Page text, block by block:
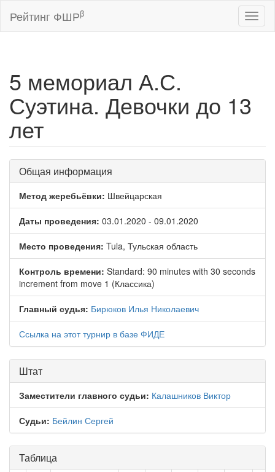
Рейтинг ФШРβ
5 мемориал А.С.
Суэтина. Девочки до 13
лет
Общая информация
Метод жеребьёвки: Швейцарская
Даты проведения: 03.01.2020 - 09.01.2020
Место проведения: Tula, Тульская область
Контроль времени: Standard: 90 minutes with 30 seconds
increment from move 1 (Классика)
Главный судья: Бирюков Илья Николаевич
Ссылка на этот турнир в базе ФИДЕ
Штат
Заместители главного судьи: Калашников Виктор
Судьи: Бейлин Сергей
Таблица